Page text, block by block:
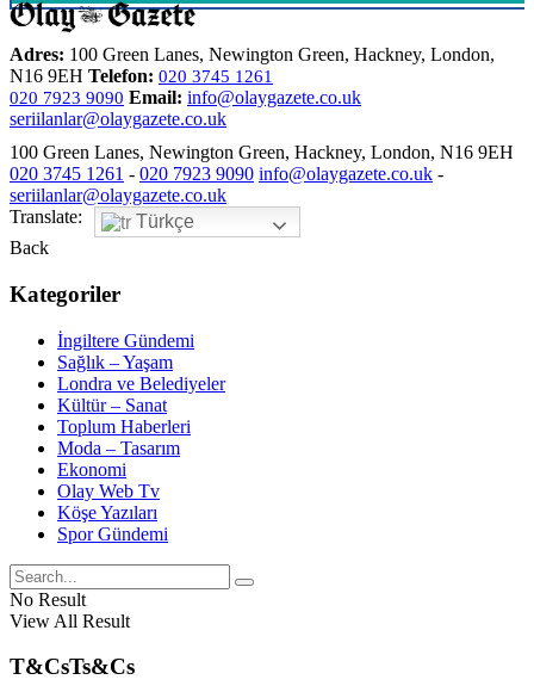
Adres: 100 Green Lanes, Newington Green, Hackney, London,
N16 9EH Telefon: 020 3745 1261
020 7923 9090 Email: info@olaygazete.co.uk
seriilanlar@olaygazete.co.uk
100 Green Lanes, Newington Green, Hackney, London, N16 9EH
020 3745 1261 - 020 7923 9090 info@olaygazete.co.uk -
seriilanlar@olaygazete.co.uk
Translate:
Türkçe
Back
Kategoriler
İngiltere Gündemi
Sağlık – Yaşam
Londra ve Belediyeler
Kültür – Sanat
Toplum Haberleri
Moda – Tasarım
Ekonomi
Olay Web Tv
Köşe Yazıları
Spor Gündemi
No Result
View All Result
T&CsTs&Cs